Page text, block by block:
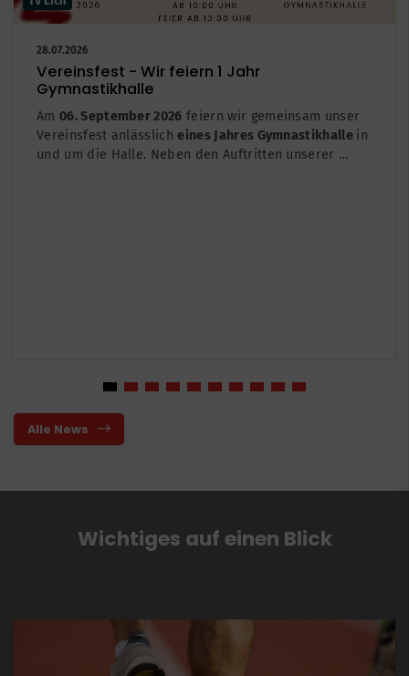
28.07.2026
Vereinsfest - Wir feiern 1 Jahr
Gymnastikhalle
Am 06. September 2026 feiern wir gemeinsam unser
Vereinsfest anlässlicheines Jahres Gymnastikhalle in
und um die Halle. Neben den Auftritten unserer …
Alle News
Wichtiges auf einen Blick